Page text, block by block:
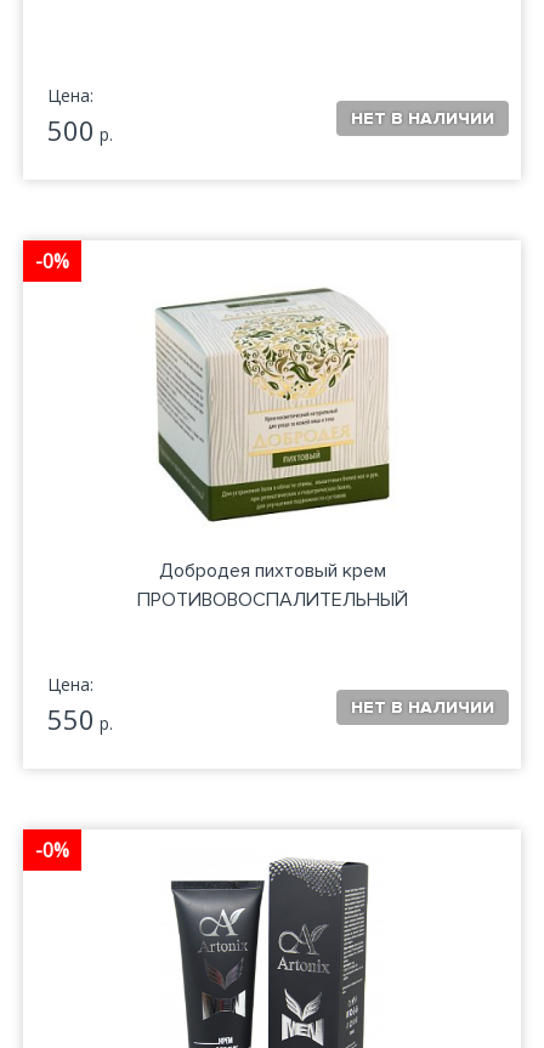
Цена:
500 р.
-0%
Добродея пихтовый крем
ПРОТИВОВОСПАЛИТЕЛЬНЫЙ
Цена:
550 р.
-0%